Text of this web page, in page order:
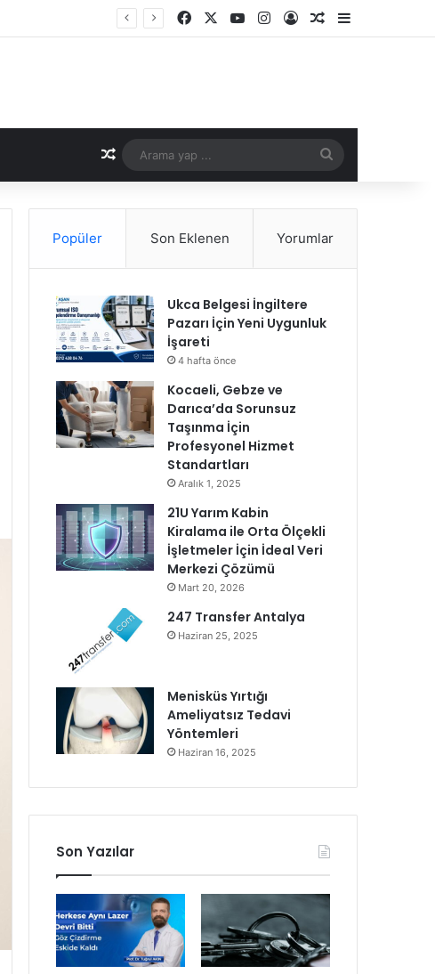
Kavuşun Facebook YouTubeInstagramKayıt OlRastgele Makale
Rastgele Makale
yap
Popüler Son Eklenen Yorumlar
Ukca Belgesi İngiltere
Pazarı İçin Yeni Uygunluk
İşareti
4 hafta önce
Kocaeli, Gebze ve
Darıca’da Sorunsuz
Taşınma İçin
Profesyonel Hizmet
Standartları
Aralık 1, 2025
21U Yarım Kabin
Kiralama ile Orta Ölçekli
İşletmeler İçin İdeal Veri
Merkezi Çözümü
Mart 20, 2026
247 Transfer Antalya
Haziran 25, 2025
Menisküs Yırtığı
Ameliyatsız Tedavi
Yöntemleri
Haziran 16, 2025
Son Yazılar